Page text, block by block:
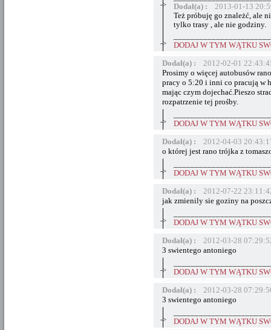
->
Dodał(a) :
2013-01-13
Też próbuję go znależć, ale
tylko trasy , ale nie godziny.
->
DODAJ W TYM WĄTKU
Dodał(a) :
2012-02-01
Prosimy o więcej autobusów
pracy o 5:20 i inni co pracują w
mając czym dojechać.Pieszo
rozpatrzenie tej prośby.
->
DODAJ W TYM WĄTKU
Dodał(a) :
2012-04-03
o której jest rano trójka z
->
DODAJ W TYM WĄTKU
Dodał(a) :
2012-07-22
jak zmienily sie goziny na
->
DODAJ W TYM WĄTKU
Dodał(a) :
2012-03-28
3 swientego antoniego
->
DODAJ W TYM WĄTKU
Dodał(a) :
2012-03-28
3 swientego antoniego
->
DODAJ W TYM WĄTKU